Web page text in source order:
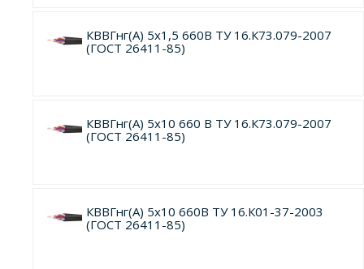
КВВГнг(А) 5х1,5 660В ТУ 16.К73.079-2007
(ГОСТ 26411-85)
КВВГнг(А) 5х10 660 В ТУ 16.К73.079-2007
(ГОСТ 26411-85)
КВВГнг(А) 5х10 660В ТУ 16.К01-37-2003
(ГОСТ 26411-85)